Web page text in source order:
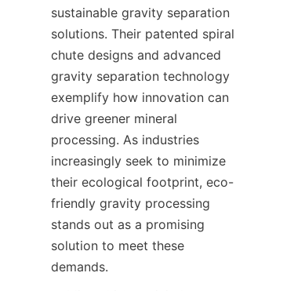
sustainable gravity separation
solutions. Their patented spiral
chute designs and advanced
gravity separation technology
exemplify how innovation can
drive greener mineral
processing. As industries
increasingly seek to minimize
their ecological footprint, eco-
friendly gravity processing
stands out as a promising
solution to meet these